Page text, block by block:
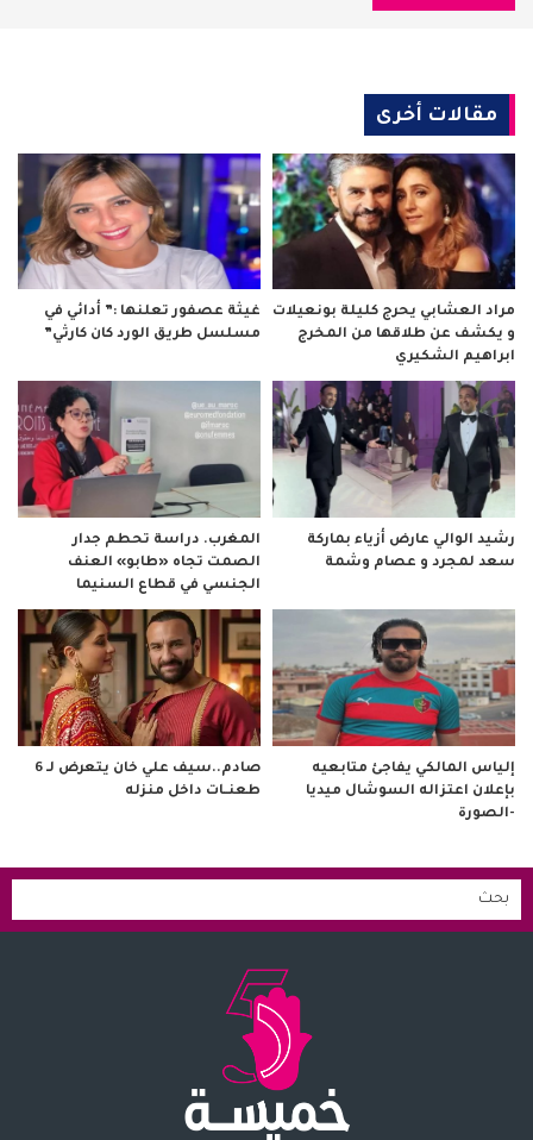
مقالات أخرى
مراد العشابي يحرج كليلة بونعيلات
و يكشف عن طلاقها من المخرج
ابراهيم الشكيري
غيثة عصفور تعلنها :” أدائي في
مسلسل طريق الورد كان كارثي”
رشيد الوالي عارض أزياء بماركة
سعد لمجرد و عصام وشمة
المغرب. دراسة تحطم جدار
الصمت تجاه «طابو» العنف
الجنسي في قطاع السنيما
إلياس المالكي يفاجئ متابعيه
بإعلان اعتزاله السوشال ميديا
-الصورة
صادم..سيف علي خان يتعرض لـ 6
طعنــات داخل منزله